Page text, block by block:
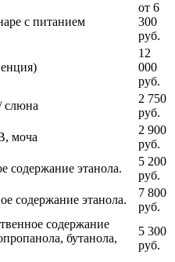
с питанием
от 6
300
руб.
12
000
руб.
слюна
2 750
руб.
моча
2 900
руб.
содержание этанола.
5 200
руб.
содержание этанола.
7 800
руб.
содержание
бутанола,
5 300
руб.